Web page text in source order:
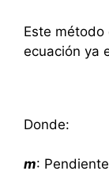
Este
ecuación ya
Donde:
m: